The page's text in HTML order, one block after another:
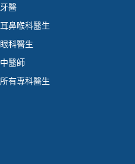
牙醫
耳鼻喉科醫生
眼科醫生
中醫師
所有專科醫生